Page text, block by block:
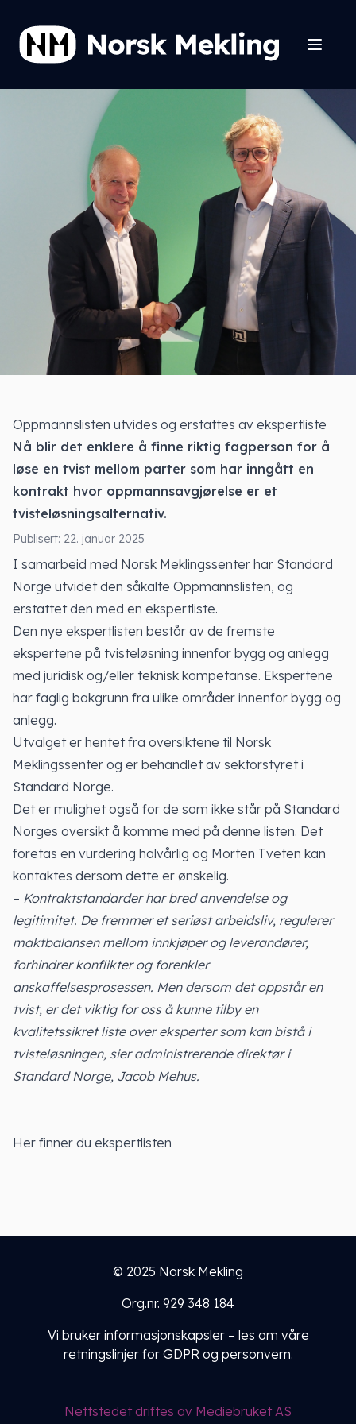
Oppmannslisten utvides og erstattes av ekspertliste
Nå blir det enklere å finne riktig fagperson for å
løse en tvist mellom parter som har inngått en
kontrakt hvor oppmannsavgjørelse er et
tvisteløsningsalternativ.
Publisert: 22. januar 2025
I samarbeid med Norsk Meklingssenter har Standard
Norge utvidet den såkalte Oppmannslisten, og
erstattet den med en ekspertliste.
Den nye ekspertlisten består av de fremste
ekspertene på tvisteløsning innenfor bygg og anlegg
med juridisk og/eller teknisk kompetanse. Ekspertene
har faglig bakgrunn fra ulike områder innenfor bygg og
anlegg.
Utvalget er hentet fra oversiktene til Norsk
Meklingssenter og er behandlet av sektorstyret i
Standard Norge.
Det er mulighet også for de som ikke står på Standard
Norges oversikt å komme med på denne listen. Det
foretas en vurdering halvårlig og Morten Tveten kan
kontaktes dersom dette er ønskelig.
– Kontraktstandarder har bred anvendelse og
legitimitet. De fremmer et seriøst arbeidsliv, regulerer
maktbalansen mellom innkjøper og leverandører,
forhindrer konflikter og forenkler
anskaffelsesprosessen. Men dersom det oppstår en
tvist, er det viktig for oss å kunne tilby en
kvalitetssikret liste over eksperter som kan bistå i
tvisteløsningen, sier administrerende direktør i
Standard Norge, Jacob Mehus.
Her finner du ekspertlisten
© 2025 Norsk Mekling
Org.nr. 929 348 184
Vi bruker informasjonskapsler – les om våre
retningslinjer for GDPR og personvern.
Nettstedet driftes av Mediebruket AS